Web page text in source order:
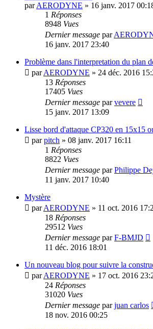
parAERODYNE » 16 janv. 2017
1 Réponses
8948 Vues
Dernier message par
16 janv. 2017 23:40
Problème dans l'interpretation du plan
parAERODYNE » 24 déc. 2016
13 Réponses
17405 Vues
Dernier message parvevere
15 janv. 2017 13:09
Lisse bord d'attaque CP320 en 15x15
parpitch » 08 janv. 2017 16:11
1 Réponses
8822 Vues
Dernier message parPhilippe
11 janv. 2017 10:40
Mystère
parAERODYNE » 11 oct. 2016
18 Réponses
29512 Vues
Dernier message parF-BMJD
11 déc. 2016 18:01
Un nouveau blog pour suivre la
parAERODYNE » 17 oct. 2016
24 Réponses
31020 Vues
Dernier message parjuan carlos
18 nov. 2016 00:25